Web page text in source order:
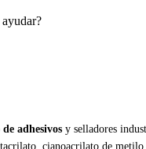
adhesivos y selladores
cianoacrilato de